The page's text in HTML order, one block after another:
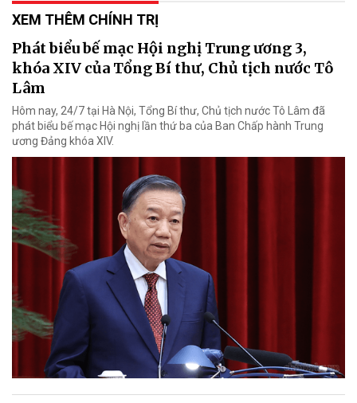
XEM THÊM CHÍNH TRỊ
Phát biểu bế mạc Hội nghị Trung ương 3,
khóa XIV của Tổng Bí thư, Chủ tịch nước Tô
Lâm
Hôm nay, 24/7 tại Hà Nội, Tổng Bí thư, Chủ tịch nước Tô Lâm đã
phát biểu bế mạc Hội nghị lần thứ ba của Ban Chấp hành Trung
ương Đảng khóa XIV.